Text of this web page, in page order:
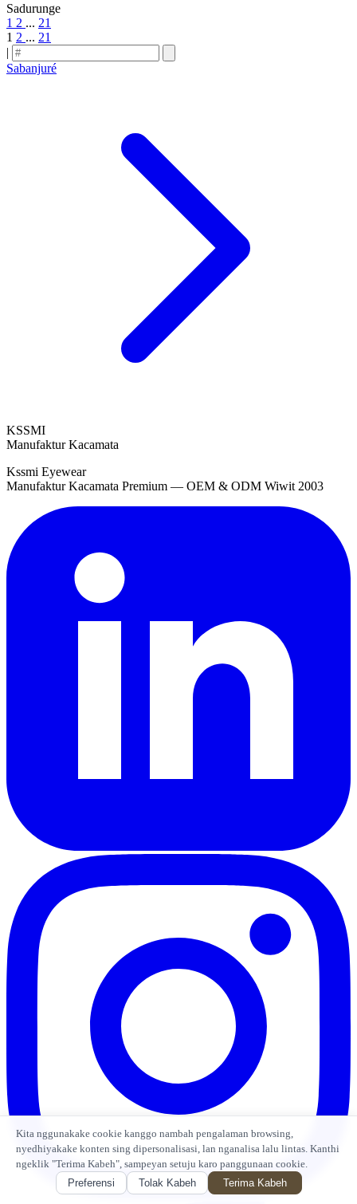
Sadurunge
1 2 ... 21
1 2 ... 21
|
Sabanjuré
KSSMI
Manufaktur Kacamata
Kssmi Eyewear
Manufaktur Kacamata Premium — OEM & ODM Wiwit 2003
Kita nggunakake cookie kanggo nambah pengalaman browsing,
nyedhiyakake konten sing dipersonalisasi, lan nganalisa lalu lintas. Kanthi
ngeklik "Terima Kabeh", sampeyan setuju karo panggunaan cookie.
Preferensi
Tolak Kabeh Terima Kabeh